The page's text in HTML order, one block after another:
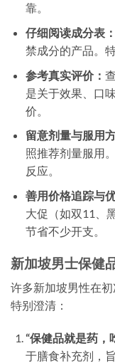
靠。
仔细阅读成分表：
禁成分的产品。
参考真实评价：
是关于效果、口
价。
留意剂量与服用
照推荐剂量服用
反应。
善用价格追踪与
大促（如双11、
节省不少开支。
新加坡男士保健
许多新加坡男性在
特别澄清：
“保健品就是药，
于膳食补充剂，